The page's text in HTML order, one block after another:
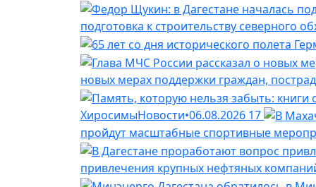
подготовка к строительству северного
новых мерах поддержки граждан,
ХиросимыНовости•06.08.2026 17
пройдут масштабные спортивные
привлечения крупных нефтяных